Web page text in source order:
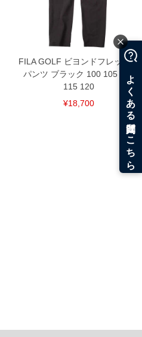
FILA GOLF ビヨンドフレックス
パンツ ブラック 100 105 110
115 120
¥18,700